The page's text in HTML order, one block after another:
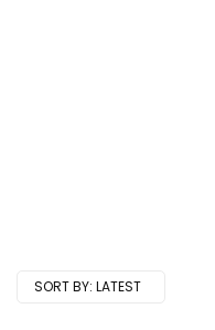
SORT BY: LATEST